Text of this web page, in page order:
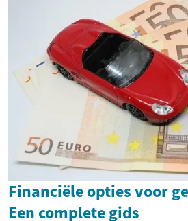
Financiële opties voor
Een complete gids